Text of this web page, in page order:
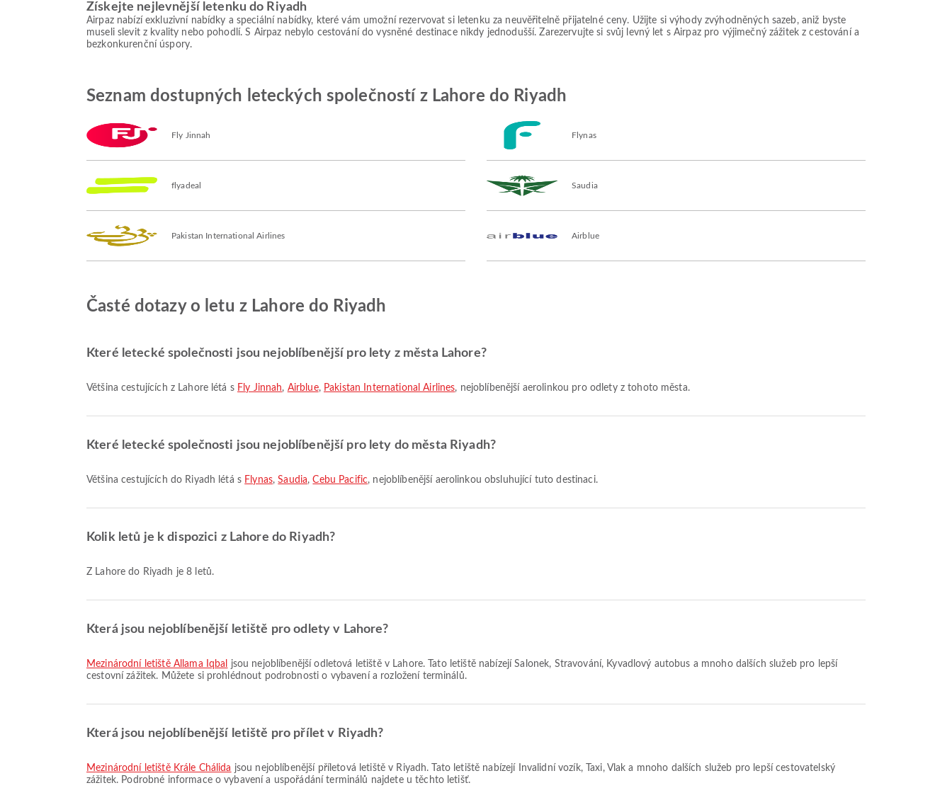
Získejte nejlevnější letenku do Riyadh
Airpaz nabízí exkluzivní nabídky a speciální nabídky, které vám umožní rezervovat si letenku za neuvěřitelně přijatelné ceny. Užijte si výhody zvýhodněných sazeb, aniž byste
museli slevit z kvality nebo pohodlí. S Airpaz nebylo cestování do vysněné destinace nikdy jednodušší. Zarezervujte si svůj levný let s Airpaz pro výjimečný zážitek z cestování a
bezkonkurenční úspory.
Seznam dostupných leteckých společností z Lahore do Riyadh
Fly Jinnah Flynas
flyadeal Saudia
Pakistan International Airlines Airblue
Časté dotazy o letu z Lahore do Riyadh
Které letecké společnosti jsou nejoblíbenější pro lety z města Lahore?
Většina cestujících z Lahore létá s Fly Jinnah, Airblue, Pakistan International Airlines, nejoblíbenější aerolinkou pro odlety z tohoto města.
Které letecké společnosti jsou nejoblíbenější pro lety do města Riyadh?
Většina cestujících do Riyadh létá s Flynas,Saudia,Cebu Pacific, nejoblíbenější aerolinkou obsluhující tuto destinaci.
Kolik letů je k dispozici z Lahore do Riyadh?
Z Lahore do Riyadh je 8 letů.
Která jsou nejoblíbenější letiště pro odlety v Lahore?
Mezinárodní letiště Allama Iqbal
jsou nejoblíbenější odletová letiště v Lahore. Tato letiště nabízejí Salonek, Stravování, Kyvadlový autobus a mnoho dalších služeb pro lepší
cestovní zážitek. Můžete si prohlédnout podrobnosti o vybavení a rozložení terminálů.
Která jsou nejoblíbenější letiště pro přílet v Riyadh?
Mezinárodní letiště Krále Chálida jsou nejoblíbenější příletová letiště v Riyadh. Tato letiště nabízejí Invalidní vozík, Taxi, Vlak a mnoho dalších služeb pro lepší cestovatelský
zážitek. Podrobné informace o vybavení a uspořádání terminálů najdete u těchto letišť.